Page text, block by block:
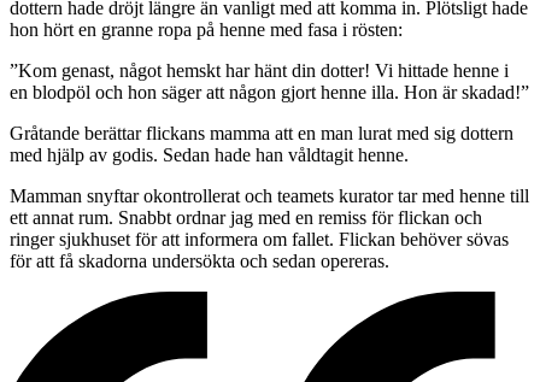
dottern hade dröjt längre än vanligt med att komma in. Plötsligt hade
hon hört en granne ropa på henne med fasa i rösten:
”Kom genast, något hemskt har hänt din dotter! Vi hittade henne i
en blodpöl och hon säger att någon gjort henne illa. Hon är skadad!”
Gråtande berättar flickans mamma att en man lurat med sig dottern
med hjälp av godis. Sedan hade han våldtagit henne.
Mamman snyftar okontrollerat och teamets kurator tar med henne till
ett annat rum. Snabbt ordnar jag med en remiss för flickan och
ringer sjukhuset för att informera om fallet. Flickan behöver sövas
för att få skadorna undersökta och sedan opereras.